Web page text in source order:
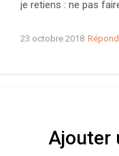
je retiens : ne pas
23 octobre 2018
Ajouter